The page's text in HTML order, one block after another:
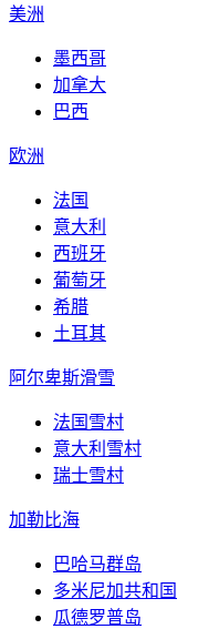
美洲
墨西哥
加拿大
巴西
欧洲
法国
意大利
西班牙
葡萄牙
希腊
土耳其
阿尔卑斯滑雪
法国雪村
意大利雪村
瑞士雪村
加勒比海
巴哈马群岛
多米尼加共和国
瓜德罗普岛